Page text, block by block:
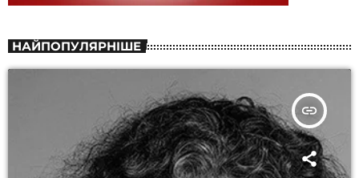
НАЙПОПУЛЯРНІШЕ
insert_link